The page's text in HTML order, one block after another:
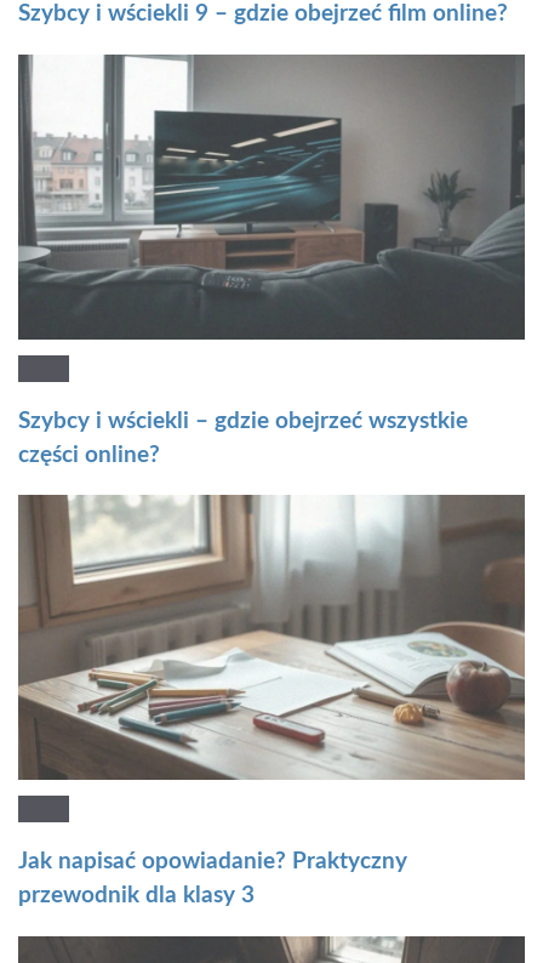
Szybcy i wściekli 9 – gdzie obejrzeć film online?
Szybcy i wściekli – gdzie obejrzeć wszystkie
części online?
Jak napisać opowiadanie? Praktyczny
przewodnik dla klasy 3